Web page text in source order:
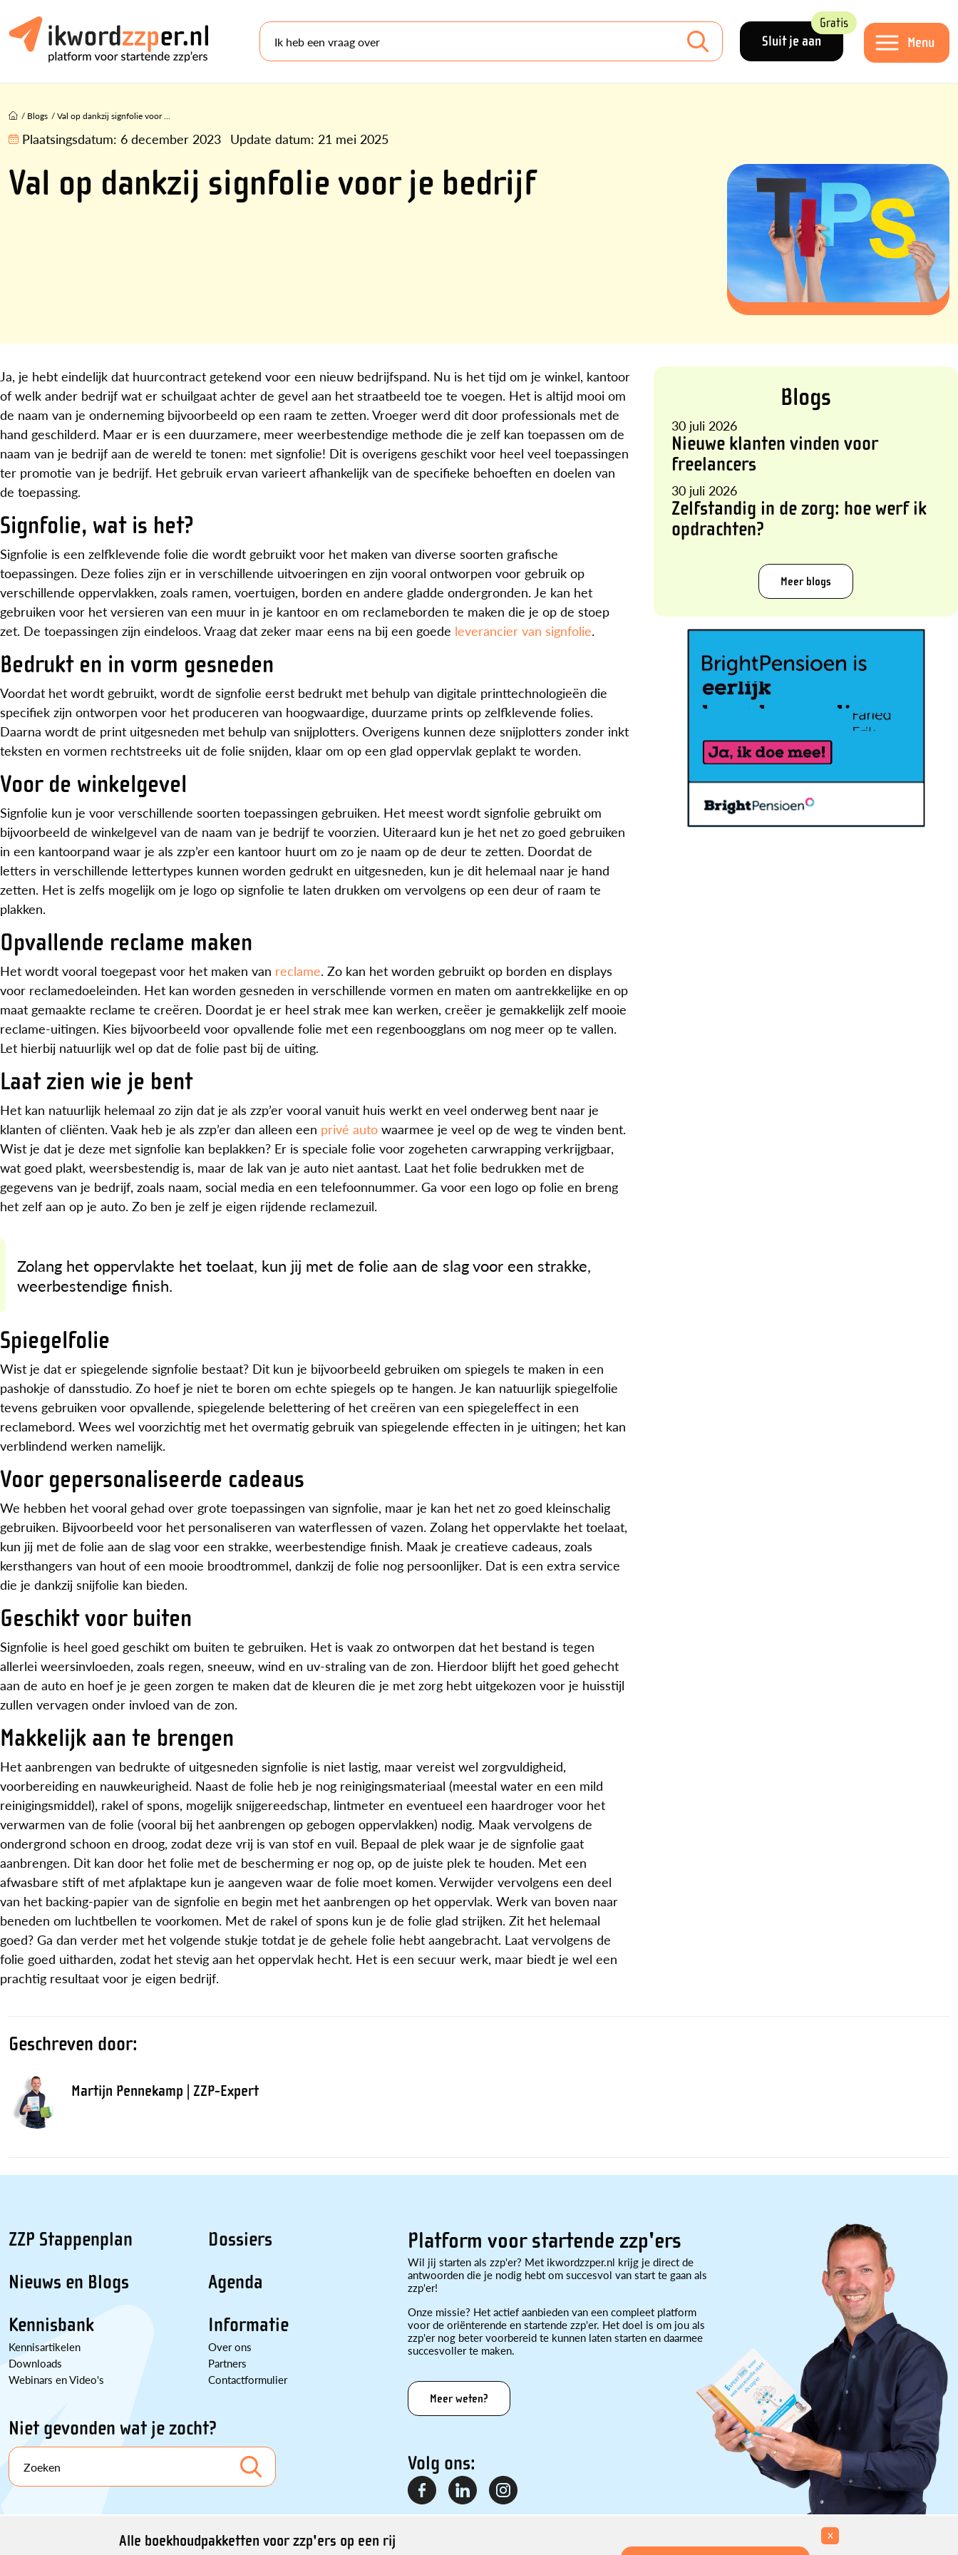
Sluit je aan
Gratis
Menu
Ik heb een vraag over
/ Blogs /Val op dankzij signfolie voor ...
Plaatsingsdatum: 6 december 2023 Update datum: 21 mei 2025
Val op dankzij signfolie voor je bedrijf
Ja, je hebt eindelijk dat huurcontract getekend voor een nieuw bedrijfspand. Nu is het tijd om je winkel, kantoor
of welk ander bedrijf wat er schuilgaat achter de gevel aan het straatbeeld toe te voegen. Het is altijd mooi om
de naam van je onderneming bijvoorbeeld op een raam te zetten. Vroeger werd dit door professionals met de
hand geschilderd. Maar er is een duurzamere, meer weerbestendige methode die je zelf kan toepassen om de
naam van je bedrijf aan de wereld te tonen: met signfolie! Dit is overigens geschikt voor heel veel toepassingen
ter promotie van je bedrijf. Het gebruik ervan varieert afhankelijk van de specifieke behoeften en doelen van
de toepassing.
Signfolie, wat is het?
Signfolie is een zelfklevende folie die wordt gebruikt voor het maken van diverse soorten grafische
toepassingen. Deze folies zijn er in verschillende uitvoeringen en zijn vooral ontworpen voor gebruik op
verschillende oppervlakken, zoals ramen, voertuigen, borden en andere gladde ondergronden. Je kan het
gebruiken voor het versieren van een muur in je kantoor en om reclameborden te maken die je op de stoep
zet. De toepassingen zijn eindeloos. Vraag dat zeker maar eens na bij een goede leverancier van signfolie.
Bedrukt en in vorm gesneden
Voordat het wordt gebruikt, wordt de signfolie eerst bedrukt met behulp van digitale printtechnologieën die
specifiek zijn ontworpen voor het produceren van hoogwaardige, duurzame prints op zelfklevende folies.
Daarna wordt de print uitgesneden met behulp van snijplotters. Overigens kunnen deze snijplotters zonder inkt
teksten en vormen rechtstreeks uit de folie snijden, klaar om op een glad oppervlak geplakt te worden.
Voor de winkelgevel
Signfolie kun je voor verschillende soorten toepassingen gebruiken. Het meest wordt signfolie gebruikt om
bijvoorbeeld de winkelgevel van de naam van je bedrijf te voorzien. Uiteraard kun je het net zo goed gebruiken
in een kantoorpand waar je als zzp’er een kantoor huurt om zo je naam op de deur te zetten. Doordat de
letters in verschillende lettertypes kunnen worden gedrukt en uitgesneden, kun je dit helemaal naar je hand
zetten. Het is zelfs mogelijk om je logo op signfolie te laten drukken om vervolgens op een deur of raam te
plakken.
Opvallende reclame maken
Het wordt vooral toegepast voor het maken van reclame. Zo kan het worden gebruikt op borden en displays
voor reclamedoeleinden. Het kan worden gesneden in verschillende vormen en maten om aantrekkelijke en op
maat gemaakte reclame te creëren. Doordat je er heel strak mee kan werken, creëer je gemakkelijk zelf mooie
reclame-uitingen. Kies bijvoorbeeld voor opvallende folie met een regenboogglans om nog meer op te vallen.
Let hierbij natuurlijk wel op dat de folie past bij de uiting.
Laat zien wie je bent
Het kan natuurlijk helemaal zo zijn dat je als zzp’er vooral vanuit huis werkt en veel onderweg bent naar je
klanten of cliënten. Vaak heb je als zzp’er dan alleen een privé auto waarmee je veel op de weg te vinden bent.
Wist je dat je deze met signfolie kan beplakken? Er is speciale folie voor zogeheten carwrapping verkrijgbaar,
wat goed plakt, weersbestendig is, maar de lak van je auto niet aantast. Laat het folie bedrukken met de
gegevens van je bedrijf, zoals naam, social media en een telefoonnummer. Ga voor een logo op folie en breng
het zelf aan op je auto. Zo ben je zelf je eigen rijdende reclamezuil.
Zolang het oppervlakte het toelaat, kun jij met de folie aan de slag voor een strakke,
weerbestendige finish.
Spiegelfolie
Wist je dat er spiegelende signfolie bestaat? Dit kun je bijvoorbeeld gebruiken om spiegels te maken in een
pashokje of dansstudio. Zo hoef je niet te boren om echte spiegels op te hangen. Je kan natuurlijk spiegelfolie
tevens gebruiken voor opvallende, spiegelende belettering of het creëren van een spiegeleffect in een
reclamebord. Wees wel voorzichtig met het overmatig gebruik van spiegelende effecten in je uitingen; het kan
verblindend werken namelijk.
Voor gepersonaliseerde cadeaus
We hebben het vooral gehad over grote toepassingen van signfolie, maar je kan het net zo goed kleinschalig
gebruiken. Bijvoorbeeld voor het personaliseren van waterflessen of vazen. Zolang het oppervlakte het toelaat,
kun jij met de folie aan de slag voor een strakke, weerbestendige finish. Maak je creatieve cadeaus, zoals
kersthangers van hout of een mooie broodtrommel, dankzij de folie nog persoonlijker. Dat is een extra service
die je dankzij snijfolie kan bieden.
Geschikt voor buiten
Signfolie is heel goed geschikt om buiten te gebruiken. Het is vaak zo ontworpen dat het bestand is tegen
allerlei weersinvloeden, zoals regen, sneeuw, wind en uv-straling van de zon. Hierdoor blijft het goed gehecht
aan de auto en hoef je je geen zorgen te maken dat de kleuren die je met zorg hebt uitgekozen voor je huisstijl
zullen vervagen onder invloed van de zon.
Makkelijk aan te brengen
Het aanbrengen van bedrukte of uitgesneden signfolie is niet lastig, maar vereist wel zorgvuldigheid,
voorbereiding en nauwkeurigheid. Naast de folie heb je nog reinigingsmateriaal (meestal water en een mild
reinigingsmiddel), rakel of spons, mogelijk snijgereedschap, lintmeter en eventueel een haardroger voor het
verwarmen van de folie (vooral bij het aanbrengen op gebogen oppervlakken) nodig. Maak vervolgens de
ondergrond schoon en droog, zodat deze vrij is van stof en vuil. Bepaal de plek waar je de signfolie gaat
aanbrengen. Dit kan door het folie met de bescherming er nog op, op de juiste plek te houden. Met een
afwasbare stift of met afplaktape kun je aangeven waar de folie moet komen. Verwijder vervolgens een deel
van het backing-papier van de signfolie en begin met het aanbrengen op het oppervlak. Werk van boven naar
beneden om luchtbellen te voorkomen. Met de rakel of spons kun je de folie glad strijken. Zit het helemaal
goed? Ga dan verder met het volgende stukje totdat je de gehele folie hebt aangebracht. Laat vervolgens de
folie goed uitharden, zodat het stevig aan het oppervlak hecht. Het is een secuur werk, maar biedt je wel een
prachtig resultaat voor je eigen bedrijf.
Blogs
30 juli 2026
Nieuwe klanten vinden voor
freelancers
30 juli 2026
Zelfstandig in de zorg: hoe werf ik
opdrachten?
Meer blogs
Geschreven door:
Martijn Pennekamp | ZZP-Expert
ZZP Stappenplan
Nieuws en Blogs
Kennisbank
Kennisartikelen
Downloads
Webinars en Video's
Dossiers
Agenda
Informatie
Over ons
Partners
Contactformulier
Niet gevonden wat je zocht?
Zoeken
Platform voor startende zzp'ers
Wil jij starten als zzp'er? Met ikwordzzper.nl krijg je direct de
antwoorden die je nodig hebt om succesvol van start te gaan als
zzp'er!
Onze missie? Het actief aanbieden van een compleet platform
voor de oriënterende en startende zzp'er. Het doel is om jou als
zzp'er nog beter voorbereid te kunnen laten starten en daarmee
succesvoller te maken.
Meer weten?
Volg ons:
Alle boekhoudpakketten voor zzp'ers op een rij x